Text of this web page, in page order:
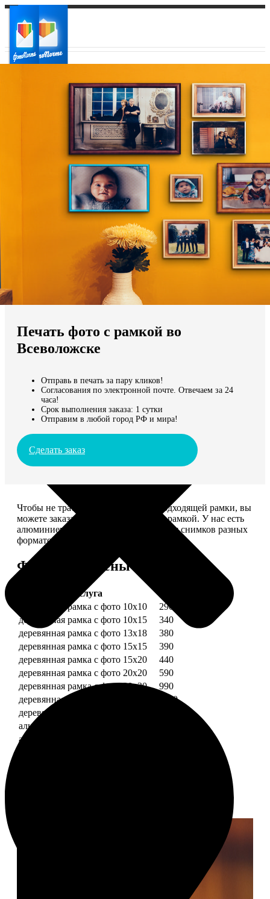
Ваш регион доставки
Выберите из списка:
Мы доставляем по всему миру
Продолжить без города
Печать фото с рамкой во
Всеволожске
Отправь в печать за пару кликов!
Согласования по электронной почте. Отвечаем за 24
часа!
Срок выполнения заказа: 1 сутки
Отправим в любой город РФ и мира!
Сделать заказ
Чтобы не тратить время на поиск подходящей рамки, вы
можете заказать печать фото сразу с рамкой. У нас есть
алюминиевые и деревянные рамки для снимков разных
форматов.
Форматы и цены
Услуга
деревянная рамка с фото 10х10
290
деревянная рамка с фото 10х15
340
деревянная рамка с фото 13х18
380
деревянная рамка с фото 15х15
390
деревянная рамка с фото 15х20
440
деревянная рамка с фото 20х20
590
деревянная рамка с фото 20х30
990
деревянная рамка с фото 30х30
1190
деревянная рамка с фото 30х40
алюминиевая рамка с фото 10х15
алюминиевая рамка с фото 20х30